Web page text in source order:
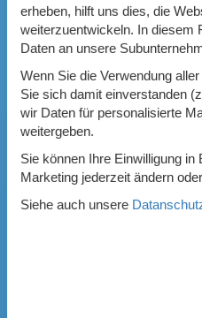
erheben, hilft uns dies, die
weiterzuentwickeln. In diesem
Daten an unsere
Wenn Sie die Verwendung
Sie sich damit einverstanden
wir Daten für personalisierte
weitergeben.
Sie können Ihre Einwilligung
Marketing jederzeit ändern
Siehe auch unsere